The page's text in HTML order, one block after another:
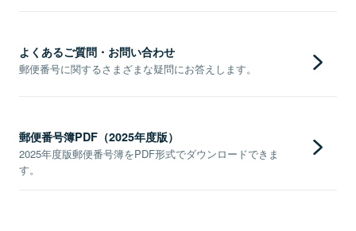
よくあるご質問・お問い合わせ
郵便番号に関するさまざまな疑問にお答えします。
郵便番号簿PDF（2025年度版）
2025年度版郵便番号簿をPDF形式でダウンロードできま
す。